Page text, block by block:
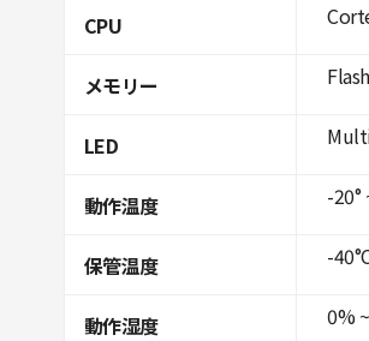
CPU
メモリー
LED
動作温度
保管温度
動作湿度
-20°
-
0%